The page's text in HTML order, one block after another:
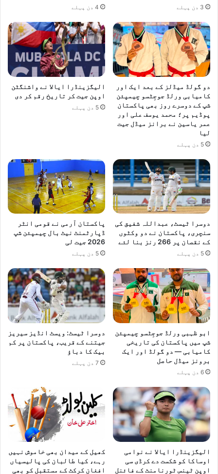
3 دن پہلے 4 دن پہلے
دو گولڈ میڈلز کے بعد ایک اور
کامیابی ورلڈ جوجِٹسو چیمپئن
شپ کے دوسرے روز بھی پاکستان
پوڈیم پر؛ محمد یوسف علی اور
عمر یاسین نے برانز میڈل جیت
لیا
5 دن پہلے
الیگزینڈرا ایالا نے واشنگٹن
اوپن جیت کر تاریخ رقم کر دی
5 دن پہلے
دوسرا ٹیسٹ، عبداللہ شفیق کی
سنچری، پاکستان نے دو وکٹوں
کے نقصان پر 266 رنز بنا لئے
5 دن پہلے
پاکستان آرمی نے قومی انٹر
ڈپارٹمنٹ نیٹ بال چیمپئن شپ
2026 جیت لی
5 دن پہلے
ابو ظہبی ورلڈ جوجِٹسو چیمپئن
شپ میں پاکستان کی تاریخی
کامیابی — دو گولڈ اور ایک
برونز میڈل حاصل
6 دن پہلے
دوسرا ٹیسٹ: ویسٹ انڈیز سیریز
جیتنے کے قریب، پاکستان پر کم
بیک کا دباؤ
7 دن پہلے
الیگزینڈرا ایالا نے نوامی
اوساکا کو شکست دے کرڈی سی
اوپن ٹینس ٹورنامنٹ کے فائنل
کھیل کے میدان بھی خاموش نہیں
رہے، کیا طالبان کی پالیسیاں
افغان کرکٹ کے مستقبل کو بھی